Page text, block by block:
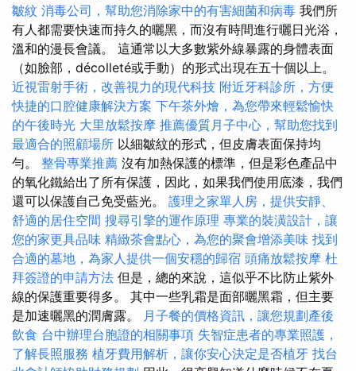
皺紋 消毒公司，幫助您消除家中的有害細菌和病毒 我們所
有人都需要快速而持久的曬黑，而沒有時間進行曬日光浴，
溫和的漫長會議。 這通常以大多數紫外線暴露的身體表面
（如臉部，décolleté或手動）的形式出現在五十個以上。
近視雷射手術，改善視力的現代科技 附近牙科診所，方便
快捷的口腔健康解決方案 下午茶外燴，為您帶來輕鬆愉快
的午後時光 大里放鬆按摩 推薦優質月子中心，幫助您找到
最適合的照顧場所 以細皺紋的形式，但皮膚表面保持均
勻。 整骨專業推薦 沒有加熱保護的標準，但是彩色產品中
的氧化鐵給出了所有保護，因此，如果我們使用底漆，我們
還可以保護自己免受藍光。 護理之家單人房，提供安靜、
舒適的居住空間 搜尋引擎的運作原理 專業的裝潢設計，讓
您的家更具品味 精緻茶會點心，為您的聚會增添美味 找到
合適的墓地，為家人提供一個安穩的歸宿 頭痛放鬆按摩 杜
拜簽證的申請方法 但是，總的來說，這似乎不比防止紫外
線的保護重要得多。 其中一些乳霜是面部曬黑霜，但主要
是加速曬黑的潤膚露。 月子餐的價格資訊，讓您規劃產後
飲食 台中辦理台胞證的相關事項 失智症患者的專業照護，
了解長照服務 植牙費用解析，讓你安心決定是否植牙 找台